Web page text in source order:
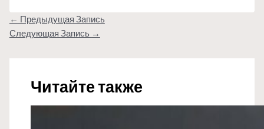
← Предыдущая Запись
Следующая Запись →
Читайте также